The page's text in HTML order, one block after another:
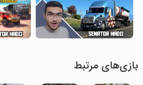
بازی‌های مرتبط